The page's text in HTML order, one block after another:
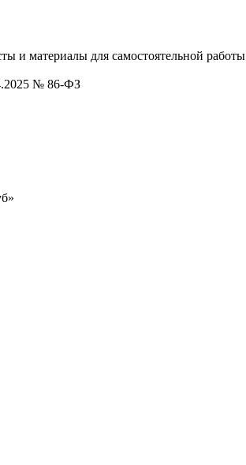
и материалы для самостоятельной работы
№ 86-ФЗ